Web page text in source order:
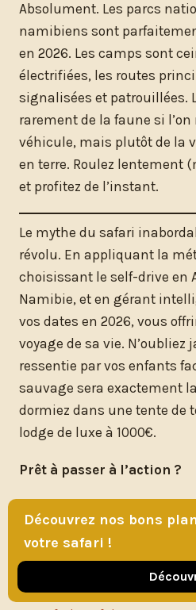
Absolument. Les parcs
namibiens sont
en 2026. Les camps sont
électrifiées, les routes
signalisées et patrouillées.
rarement de la faune si l’on
véhicule, mais plutôt de la
en terre. Roulez lentement
et profitez de l’instant.
Le mythe du safari
révolu. En appliquant la
choisissant le self-drive en
Namibie, et en gérant
vos dates en 2026, vous
voyage de sa vie. N’oubliez
ressentie par vos enfants
sauvage sera exactement
dormiez dans une tente de
lodge de luxe à 1000€.
Prêt à passer à l’action ?
References
Safari en famille :
En couple, en famille ou
Découvrez nos bons
votre safari !